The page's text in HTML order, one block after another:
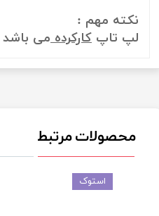
نکته مهم :
لپ تاپ کارکردهمی باشد
محصولات مرتبط
استوک